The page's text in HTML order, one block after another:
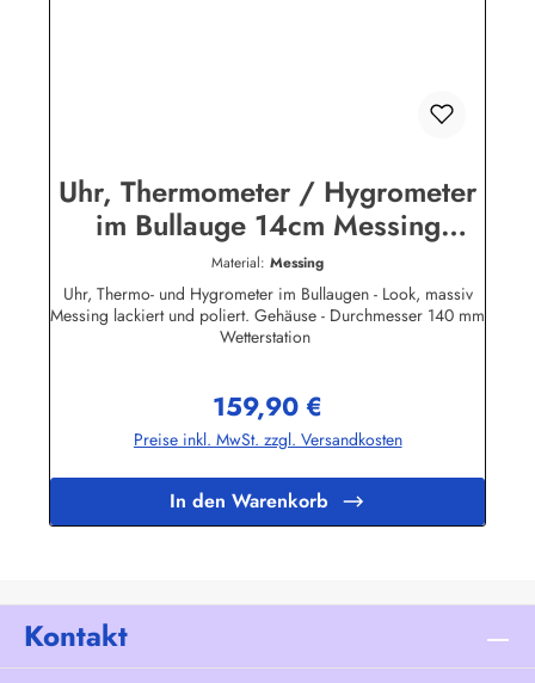
Uhr, Thermometer / Hygrometer
im Bullauge 14cm Messing
Wetterstation
Material: Messing
Uhr, Thermo- und Hygrometer im Bullaugen - Look, massiv
Messing lackiert und poliert. Gehäuse - Durchmesser 140 mm
Wetterstation
Regulärer Preis:
159,90 €
Preise inkl. MwSt. zzgl. Versandkosten
In den Warenkorb
Kontakt